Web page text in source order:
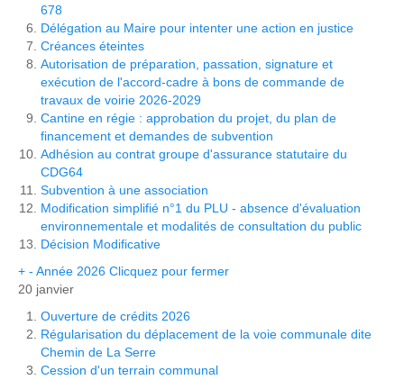
678
Délégation au Maire pour intenter une action en justice
Créances éteintes
Autorisation de préparation, passation, signature et
exécution de l'accord-cadre à bons de commande de
travaux de voirie 2026-2029
Cantine en régie : approbation du projet, du plan de
financement et demandes de subvention
Adhésion au contrat groupe d'assurance statutaire du
CDG64
Subvention à une association
Modification simplifié n°1 du PLU - absence d'évaluation
environnementale et modalités de consultation du public
Décision Modificative
+ - Année 2026 Clicquez pour fermer
20 janvier
Ouverture de crédits 2026
Régularisation du déplacement de la voie communale dite
Chemin de La Serre
Cession d'un terrain communal